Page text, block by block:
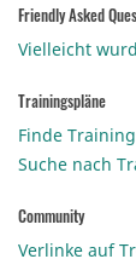
Friendly Asked
Vielleicht
Trainingspläne
Finde
Suche nach
Community
Verlinke auf